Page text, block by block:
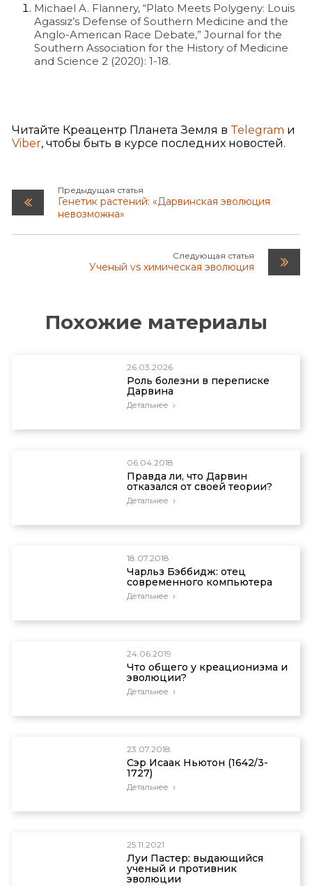
Michael A. Flannery, “Plato Meets Polygeny: Louis
Agassiz’s Defense of Southern Medicine and the
Anglo-American Race Debate,” Journal for the
Southern Association for the History of Medicine
and Science 2 (2020): 1-18.
Читайте Креацентр Планета Земля в Telegram и
Viber, чтобы быть в курсе последних новостей.
Предыдущая статья
Генетик растений: «Дарвинская эволюция
невозможна»
Следующая статья
Ученый vs химическая эволюция
Похожие материалы
26.03.2026
Роль болезни в переписке
Дарвина
Детальнее
06.04.2018
Правда ли, что Дарвин
отказался от своей теории?
Детальнее
18.07.2018
Чарльз Бэббидж: отец
современного компьютера
Детальнее
24.06.2019
Что общего у креационизма и
эволюции?
Детальнее
23.07.2018
Сэр Исаак Ньютон (1642/3-
1727)
Детальнее
25.11.2021
Луи Пастер: выдающийся
ученый и противник
эволюции